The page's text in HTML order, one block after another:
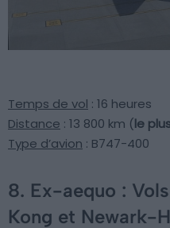
Temps de vol : 16 heures
Distance : 13 800 km (le
Type d’avion : B747-400
8. Ex-aequo :
Kong et Newark-